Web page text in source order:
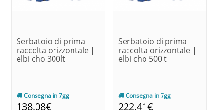
Serbatoio di prima
raccolta orizzontale |
elbi cho 300lt
Consegna in 7gg
138,08€
Serbatoio di prima
raccolta orizzontale |
elbi cho 500lt
Consegna in 7gg
222,41€